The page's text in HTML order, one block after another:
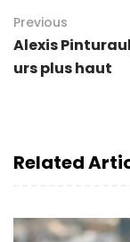
Previous
Alexis
urs plus haut
Related